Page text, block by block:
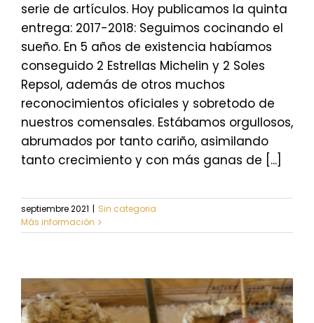
serie de artículos. Hoy publicamos la quinta
entrega: 2017-2018: Seguimos cocinando el
sueño. En 5 años de existencia habíamos
conseguido 2 Estrellas Michelin y 2 Soles
Repsol, además de otros muchos
reconocimientos oficiales y sobretodo de
nuestros comensales. Estábamos orgullosos,
abrumados por tanto cariño, asimilando
tanto crecimiento y con más ganas de [...]
septiembre 2021 | Sin categoria
Más información